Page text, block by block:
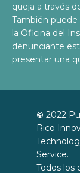
queja a través
También
la Oficina del
denunciante
presentar una
© 2022
Rico
Service.
Todos los